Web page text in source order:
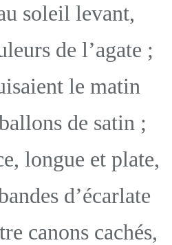
soleil levant,
de l’agate ;
le matin
de satin ;
longue et plate,
d’écarlate
canons cachés,